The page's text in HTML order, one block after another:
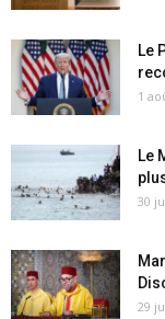
Le
1
Le
30
29